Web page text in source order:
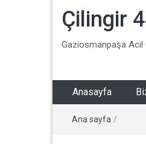
Çilingir
Gaziosmanpaşa Acil
Anasayfa
Ana sayfa /